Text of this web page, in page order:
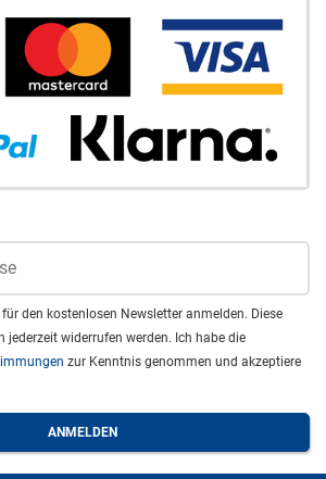
den kostenlosen Newsletter anmelden. Diese
jederzeit widerrufen werden. Ich habe die
zur Kenntnis genommen und akzeptiere